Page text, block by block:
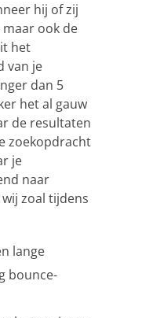
hij of zij
ook de
het
van je
dan 5
het al gauw
de resultaten
zoekopdracht
je
naar
zoal tijdens
lange
bounce-